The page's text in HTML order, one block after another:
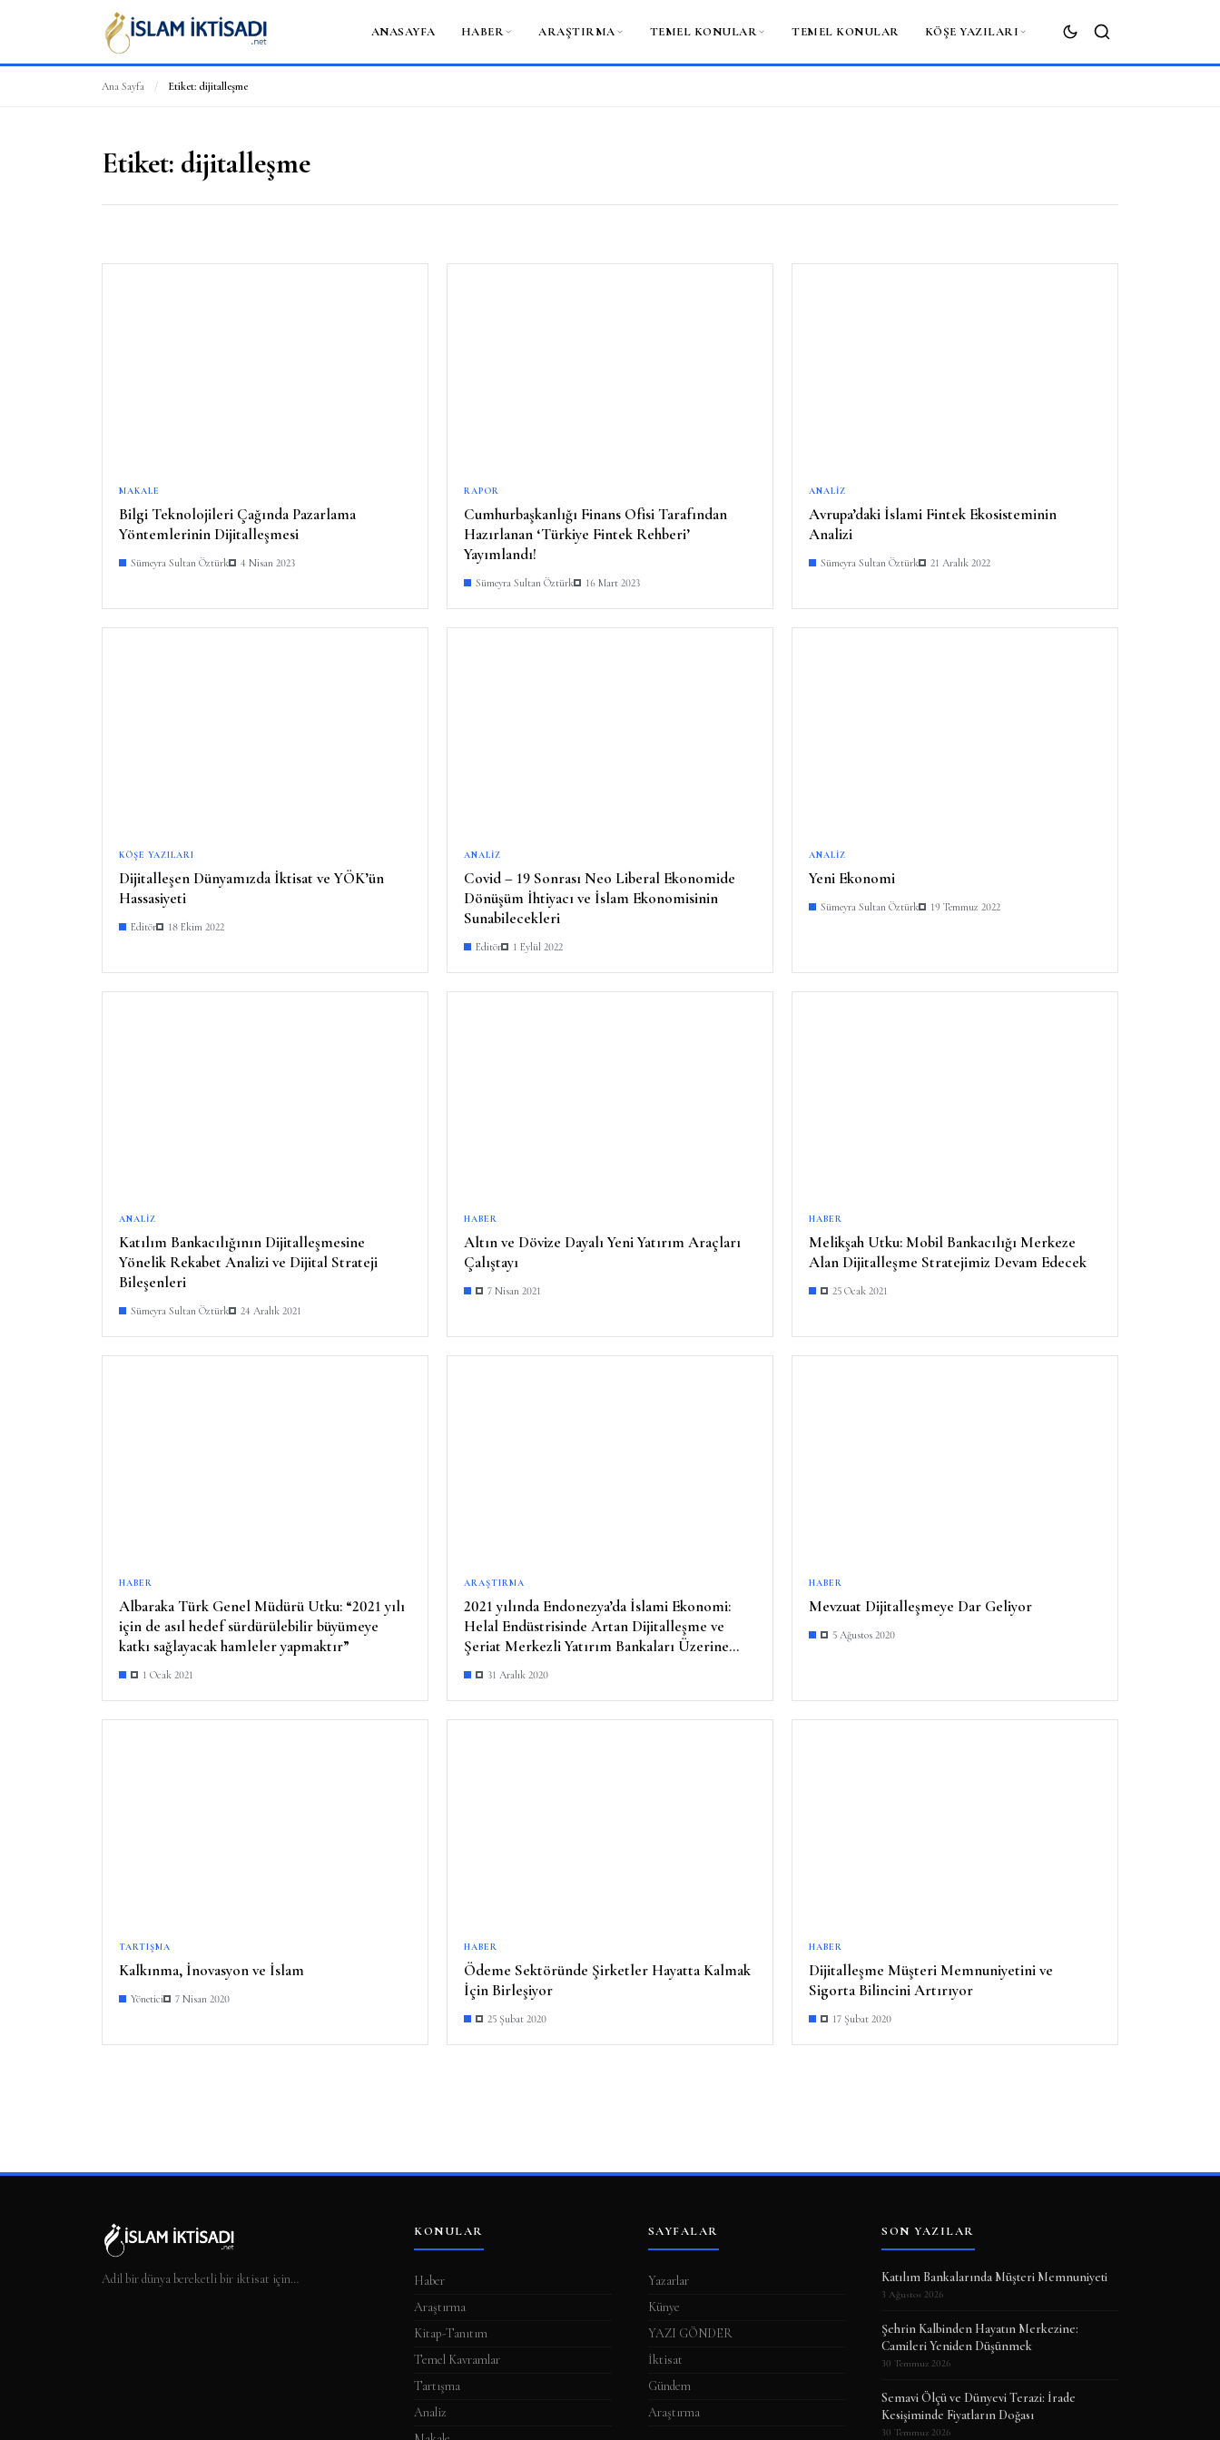
ANASAYFA HABER ARAŞTIRMA TEMEL KONULAR TEMEL KONULAR KÖŞE YAZILARI
ARA
Ana Sayfa / Etiket: dijitalleşme
Etiket: dijitalleşme
MAKALE
Bilgi Teknolojileri Çağında Pazarlama
Yöntemlerinin Dijitalleşmesi
Sümeyra Sultan Öztürk 4 Nisan 2023
RAPOR
Cumhurbaşkanlığı Finans Ofisi Tarafından
Hazırlanan ‘Türkiye Fintek Rehberi’
Yayımlandı!
Sümeyra Sultan Öztürk 16 Mart 2023
ANALIZ
Avrupa’daki İslami Fintek Ekosisteminin
Analizi
Sümeyra Sultan Öztürk 21 Aralık 2022
KÖŞE YAZILARI
Dijitalleşen Dünyamızda İktisat ve YÖK’ün
Hassasiyeti
Editör 18 Ekim 2022
ANALIZ
Covid – 19 Sonrası Neo Liberal Ekonomide
Dönüşüm İhtiyacı ve İslam Ekonomisinin
Sunabilecekleri
Editör 1 Eylül 2022
ANALIZ
Yeni Ekonomi
Sümeyra Sultan Öztürk 19 Temmuz 2022
ANALIZ
Katılım Bankacılığının Dijitalleşmesine
Yönelik Rekabet Analizi ve Dijital Strateji
Bileşenleri
Sümeyra Sultan Öztürk 24 Aralık 2021
HABER
Altın ve Dövize Dayalı Yeni Yatırım Araçları
Çalıştayı
7 Nisan 2021
HABER
Melikşah Utku: Mobil Bankacılığı Merkeze
Alan Dijitalleşme Stratejimiz Devam Edecek
25 Ocak 2021
HABER
Albaraka Türk Genel Müdürü Utku: “2021 yılı
için de asıl hedef sürdürülebilir büyümeye
katkı sağlayacak hamleler yapmaktır”
1 Ocak 2021
ARAŞTIRMA
2021 yılında Endonezya’da İslami Ekonomi:
Helal Endüstrisinde Artan Dijitalleşme ve
Şeriat Merkezli Yatırım Bankaları Üzerine
Devam Eden Çalışmalar
31 Aralık 2020
HABER
Mevzuat Dijitalleşmeye Dar Geliyor
5 Ağustos 2020
TARTIŞMA
Kalkınma, İnovasyon ve İslam
Yönetici 7 Nisan 2020
HABER
Ödeme Sektöründe Şirketler Hayatta Kalmak
İçin Birleşiyor
25 Şubat 2020
HABER
Dijitalleşme Müşteri Memnuniyetini ve
Sigorta Bilincini Artırıyor
17 Şubat 2020
Adil bir dünya bereketli bir iktisat için…
KONULAR
Haber
Araştırma
Kitap-Tanıtım
Temel Kavramlar
Tartışma
Analiz
SAYFALAR
Yazarlar
Künye
YAZI GÖNDER
İktisat
Gündem
Araştırma
SON YAZILAR
Katılım Bankalarında Müşteri Memnuniyeti
3 Ağustos 2026
Şehrin Kalbinden Hayatın Merkezine:
Camileri Yeniden Düşünmek
30 Temmuz 2026
Semavi Ölçü ve Dünyevi Terazi: İrade
Kesişiminde Fiyatların Doğası
30 Temmuz 2026